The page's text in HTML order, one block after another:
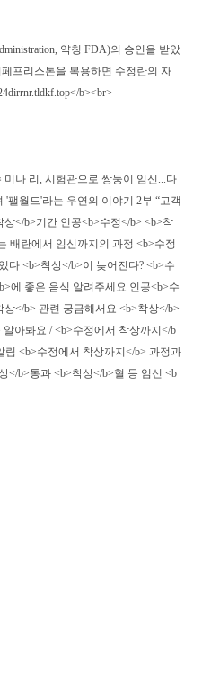
약칭 FDA)의 승인을 받았
프리스톤을 복용하면 수정란의 자
b><br>
나 리, 시험관으로 쌍둥이 임신...다
월드'라는 우연의 이야기 2부 “고객
</b>기간 인공<b>수정</b> <b>착
배란에서 임신까지의 과정 <b>수정
다 <b>착상</b>이 늦어진다? <b>수
에 좋은 음식 알려주세요 인공<b>수
</b> 관련 궁금해서요 <b>착상</b>
아봐요 / <b>수정에서 착상까지</b
림 <b>수정에서 착상까지</b> 과정과
</b>통과 <b>착상</b>혈 등 임신 <b